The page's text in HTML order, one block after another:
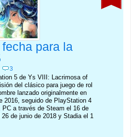
para la
3
5 de Ys VIII: Lacrimosa of
del clásico para juego de rol
lanzado originalmente en
2016, seguido de PlayStation 4
PC a través de Steam el 16 de
de junio de 2018 y Stadia el 1